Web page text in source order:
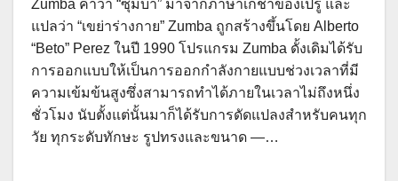
Zumba คำว่า “ซุมบ้า” มาจากภาษาเกชาของเปรู และ
แปลว่า “เขย่าร่างกาย” Zumba ถูกสร้างขึ้นโดย Alberto
“Beto” Perez ในปี 1990 โปรแกรม Zumba ดั้งเดิมได้รับ
การออกแบบให้เป็นการออกกำลังกายแบบช่วงเวลาที่มี
ความเข้มข้นสูงซึ่งสามารถทำได้ภายในเวลาไม่ถึงหนึ่ง
ชั่วโมง นับตั้งแต่นั้นมาก็ได้รับการดัดแปลงสำหรับคนทุก
วัย ทุกระดับทักษะ รูปทรงและขนาด —…